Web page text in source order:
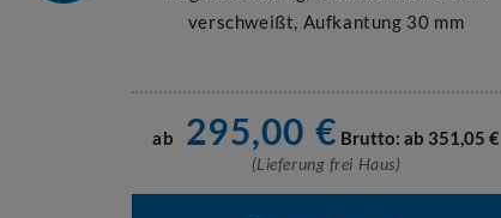
verschweißt, Aufkantung 30 mm
ab 295,00 € Brutto: ab 351,05 €
(Lieferung frei Haus)